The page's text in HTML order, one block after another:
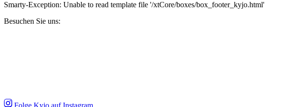
Smarty-Exception: Unable to read template file '/xtCore/boxes/box_footer_kyjo.html'
Besuchen Sie uns:
Folge Kyjo auf Instagram